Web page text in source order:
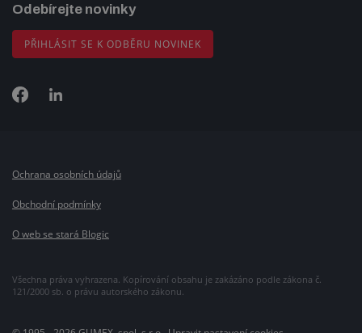
Odebírejte novinky
PŘIHLÁSIT SE K ODBĚRU NOVINEK
Všechna práva vyhrazena. Kopírování obsahu je zakázáno podle zákona č.
121/2000 sb. o právu autorského zákonu.
Ochrana osobních údajů
Obchodní podmínky
O web se stará Blogic